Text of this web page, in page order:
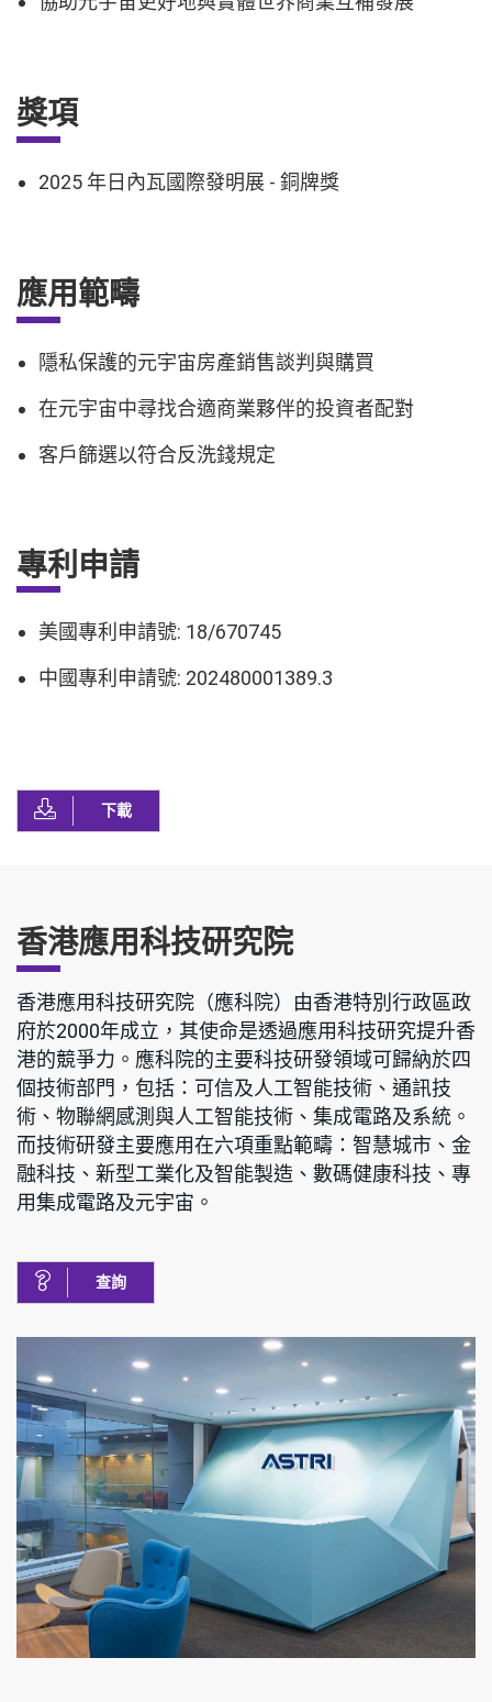
獎項
2025 年日內瓦國際發明展 - 銅牌獎
應用範疇
隱私保護的元宇宙房產銷售談判與購買
在元宇宙中尋找合適商業夥伴的投資者配對
客戶篩選以符合反洗錢規定
專利申請
美國專利申請號: 18/670745
中國專利申請號: 202480001389.3
下載
香港應用科技研究院
香港應用科技研究院（應科院）由香港特別行政區政
府於2000年成立，其使命是透過應用科技研究提升香
港的競爭力。應科院的主要科技研發領域可歸納於四
個技術部門，包括：可信及人工智能技術、通訊技
術、物聯網感測與人工智能技術、集成電路及系統。
而技術研發主要應用在六項重點範疇：智慧城市、金
融科技、新型工業化及智能製造、數碼健康科技、專
用集成電路及元宇宙。
查詢